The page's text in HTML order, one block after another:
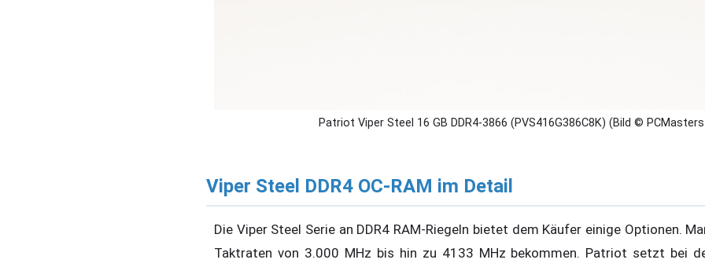
Patriot Viper Steel 16 GB DDR4-3866 (PVS416G386C8K) (Bild ©
Viper Steel DDR4 OC-RAM im Detail
Die Viper Steel Serie an DDR4 RAM-Riegeln bietet dem Käufer einige Optionen.
Taktraten von 3.000 MHz bis hin zu 4133 MHz bekommen. Patriot setzt bei